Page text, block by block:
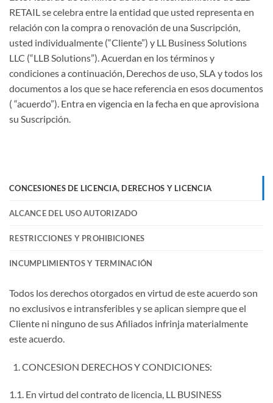
RETAIL se celebra entre la entidad que usted representa en
relación con la compra o renovación de una Suscripción,
usted individualmente (“Cliente”) y LL Business Solutions
LLC (“LLB Solutions”). Acuerdan en los términos y
condiciones a continuación, Derechos de uso, SLA y todos los
documentos a los que se hace referencia en esos documentos
( “acuerdo”). Entra en vigencia en la fecha en que aprovisiona
su Suscripción.
CONCESIONES DE LICENCIA, DERECHOS Y LICENCIA
ALCANCE DEL USO AUTORIZADO
RESTRICCIONES Y PROHIBICIONES
INCUMPLIMIENTOS Y TERMINACIÓN
Todos los derechos otorgados en virtud de este acuerdo son
no exclusivos e intransferibles y se aplican siempre que el
Cliente ni ninguno de sus Afiliados infrinja materialmente
este acuerdo.
CONCESION DERECHOS Y CONDICIONES:
1.1. En virtud del contrato de licencia, LL BUSINESS